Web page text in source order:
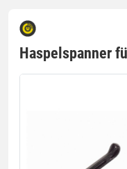
Haspelspanner